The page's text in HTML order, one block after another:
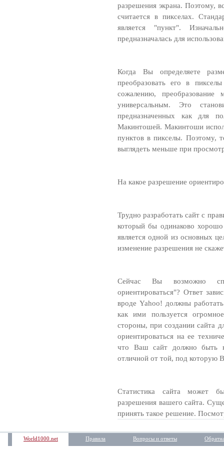
разрешения экрана. Поэтому,
считается в пикселах.
является "пункт".
предназначалась для
Когда Вы определяете
преобразовать его в
сожалению,
универсальным. Это
предназначенных как для
Макинтошей. Макинтоши
пунктов в пикселы. Поэтому,
выглядеть меньше при
На какое разрешение
Трудно разработать сайт с
который бы одинаково
является одной из основных
изменение разрешения не
Сейчас Вы возможно
ориентироваться"? Ответ
вроде Yahoo! должны
как ими пользуется
стороны, при создании сайта
ориентироваться на ее
что Ваш сайт должно быть
отличной от той, под которую
Статистика сайта может
разрешения вашего сайта.
принять такое решение.
World1000.net Правила Вопросы и ответы